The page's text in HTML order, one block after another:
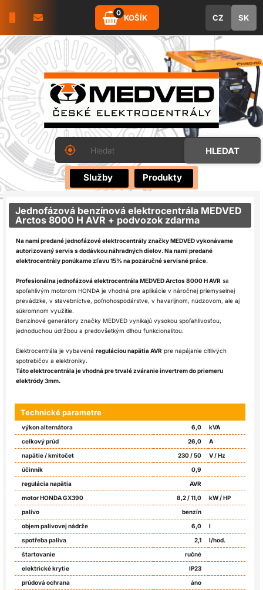
0
KOŠÍK CZ SK
Služby Produkty
Jednofázová benzínová elektrocentrála MEDVED
Arctos 8000 H AVR + podvozok zdarma
Na nami predané jednofázové elektrocentrály značky MEDVED vykonávame
autorizovaný servis s dodávkou náhradných dielov.Na nami predané
elektrocentrály ponúkame zľavu 15% na pozáručné servisné práce.
Profesionálna jednofázová elektrocentrála MEDVED Arctos 8000 H AVR sa
spoľahlivým motorom HONDA je vhodná pre aplikácie v náročnej priemyselnej
prevádzke, v stavebníctve, poľnohospodárstve, v havarijnom, núdzovom, ale aj
súkromnom využitie.
Benzínové generátory značky MEDVED vynikajú vysokou spoľahlivosťou,
jednoduchou údržbou a predovšetkým dlhou funkcionalitou.
Elektrocentrála je vybavená reguláciou napätiaAVR pre napájanie citlivých
spotrebičov a elektroniky.
Tátoelektrocentrálajevhodnápre trvalézváranieinvertremdopriemeru
elektródy3mm.
Technické parametre
výkon alternátora
celkový prúd
napätie / kmitočet
účinník
regulácia napätia
motor HONDA GX390
palivo
objem palivovej nádrže
spotřeba paliva
štartovanie
elektrické krytie
prúdová ochrana
6,0
26,0
230 / 50
0,9
AVR
8,2 / 11,0
benzín
6,0
2,1
ručné
IP23
áno
kVA
A
V / Hz
kW / HP
l
l/hod.